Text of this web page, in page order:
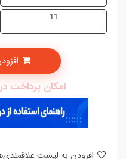
11
امکان پرداخت در 4 قسط با دیجی پی